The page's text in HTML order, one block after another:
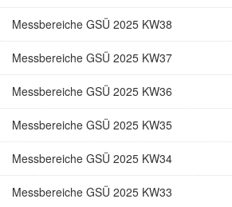
Messbereiche GSÜ 2025 KW38
Messbereiche GSÜ 2025 KW37
Messbereiche GSÜ 2025 KW36
Messbereiche GSÜ 2025 KW35
Messbereiche GSÜ 2025 KW34
Messbereiche GSÜ 2025 KW33